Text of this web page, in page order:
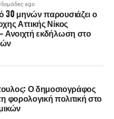
ago
30 μηνών παρουσιάζει ο
Αττικής Νίκος
Ανοιχτή εκδήλωση στο
Ο δημοσιογράφος
φορολογική πολιτική στο